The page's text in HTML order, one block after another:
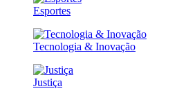
Esportes
Tecnologia & Inovação
Justiça